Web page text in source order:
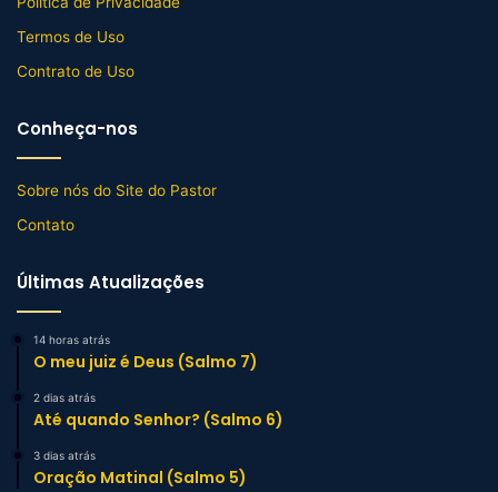
Termos de Uso
Contrato de Uso
Conheça-nos
Sobre nós do Site do Pastor
Contato
Últimas Atualizações
14 horas atrás
O meu juiz é Deus (Salmo 7)
2 dias atrás
Até quando Senhor? (Salmo 6)
3 dias atrás
Oração Matinal (Salmo 5)